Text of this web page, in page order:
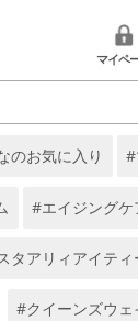
のお気に入り
#エイジングケ
タアリィアイティ
#クイーンズウェ
マイペ